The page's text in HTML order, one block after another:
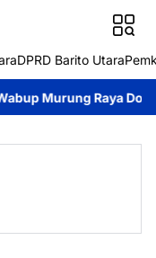
DPRD Barito Utara
Dorong Pemerintahan